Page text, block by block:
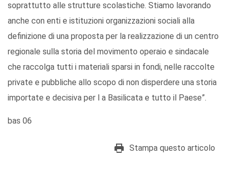
soprattutto alle strutture scolastiche. Stiamo lavorando
anche con enti e istituzioni organizzazioni sociali alla
definizione di una proposta per la realizzazione di un centro
regionale sulla storia del movimento operaio e sindacale
che raccolga tutti i materiali sparsi in fondi, nelle raccolte
private e pubbliche allo scopo di non disperdere una storia
importate e decisiva per l a Basilicata e tutto il Paese”.
bas 06
Stampa questo articolo